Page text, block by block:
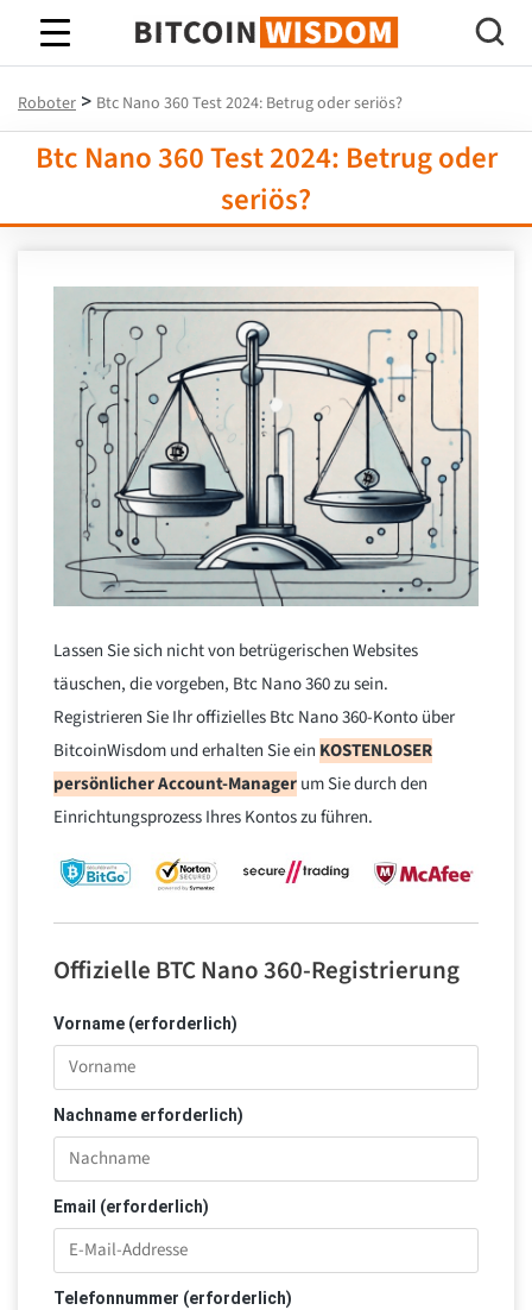
Bitcoin-Weisheit
Roboter > Btc Nano 360 Test 2024: Betrug oder seriös?
Btc Nano 360 Test 2024: Betrug oder
seriös?
Lassen Sie sich nicht von betrügerischen Websites
täuschen, die vorgeben, Btc Nano 360 zu sein.
Registrieren Sie Ihr offizielles Btc Nano 360-Konto über
BitcoinWisdom und erhalten Sie ein KOSTENLOSER
persönlicher Account-Managerum Sie durch den
Einrichtungsprozess Ihres Kontos zu führen.
Offizielle BTC Nano 360-Registrierung
Vorname (erforderlich)
Nachname erforderlich)
Email (erforderlich)
Telefonnummer (erforderlich)